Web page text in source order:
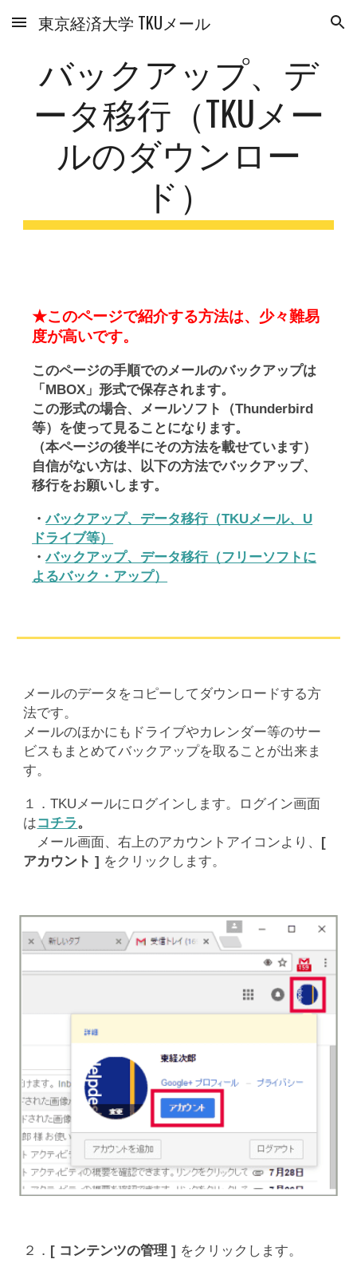
Skip to main content Skip to navigation
東京経済大学 TKUメール
バックアップ、デ
ータ移行（TKUメー
ルのダウンロー
ド）
★このページで紹介する方法は、少々難易
度が高いです。
このページの手順でのメールのバックアップは
「MBOX」形式で保存されます。
この形式の場合、メールソフト（Thunderbird
等）を使って見ることになります。
（本ページの後半にその方法を載せています）
自信がない方は、以下の方法でバックアップ、
移行をお願いします。
・バックアップ、データ移行（TKUメール、U
ドライブ等）
・バックアップ、データ移行（フリーソフトに
よるバック・アップ）
メールのデータをコピーしてダウンロードする方
法です。
メールのほかにもドライブやカレンダー等のサー
ビスもまとめてバックアップを取ることが出来ま
す。
１．TKUメールにログインします。ログイン画面
はコチラ。
メール画面、右上のアカウントアイコンより、 [
アカウント ] をクリックします。
２． [ コンテンツの管理 ] をクリックします。